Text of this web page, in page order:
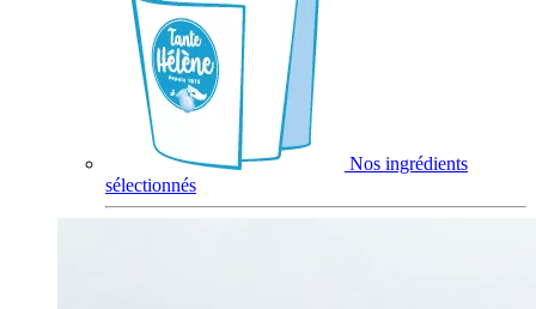
Nos ingrédients
sélectionnés